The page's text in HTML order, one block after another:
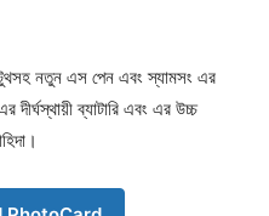
নতুন এস পেন এবং স্যামসং এর
দীর্ঘস্থায়ী ব্যাটারি এবং এর উচ্চ